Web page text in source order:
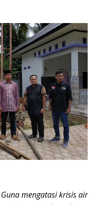
Guna mengatasi krisis air